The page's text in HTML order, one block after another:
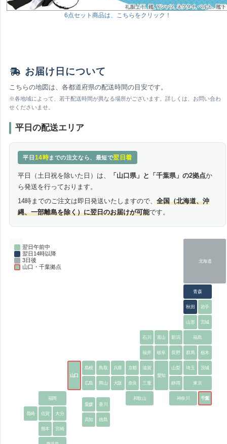
6点セット商品は、こちらをクリック！
お届け日について
こちらの地図は、各都道府県の配送時間の目安です。
※各地域によって、若干配送時間が異なる場所がございます。詳しくは、お問い合わ
せくださいませ。
平日の配送エリア
平日 14時までの注文なら、最短で翌日着
平日（土日祝を除いた日）は、 「山口県」と「千葉県」の2拠点か
ら発送を行っております。
14時までのご注文は即日発送いたしますので、全国（北海道、沖
縄、一部離島を除く）に翌日のお届けが可能です。
翌日午前中
翌日14時以降
3日後
山口・千葉拠点
北海道
青森
秋田 岩手
山形 宮城
石川 富山 新潟 福島
福井 岐阜 長野 群馬 栃木
山口
島根 鳥取 兵庫 京都
滋賀
愛知
山梨 埼玉 茨城
広島 岡山 大阪 奈良 三重 東京
福岡
愛媛
香川
和歌山
静岡
神奈川 千葉
長崎 佐賀
大分
高知
徳島
熊本
宮崎